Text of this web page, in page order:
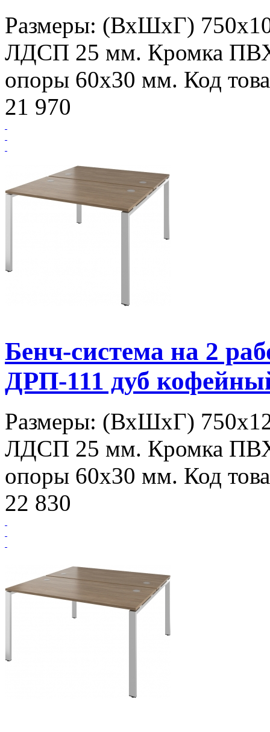
Размеры: (ВхШхГ)
ЛДСП 25 мм. Кромка
опоры 60х30 мм. Код
21 970
Бенч-система на 2
ДРП-111 дуб
Размеры: (ВхШхГ)
ЛДСП 25 мм. Кромка
опоры 60х30 мм. Код
22 830